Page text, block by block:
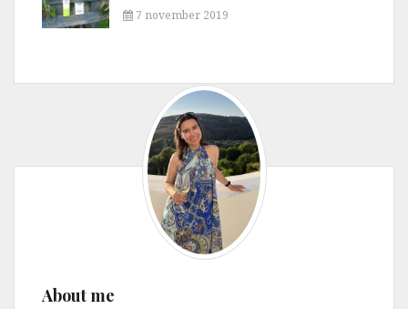
7 november 2019
About me